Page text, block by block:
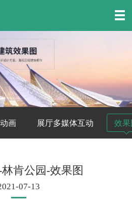
画 展厅多媒体互动 效果
肯公园-效果图
07-13